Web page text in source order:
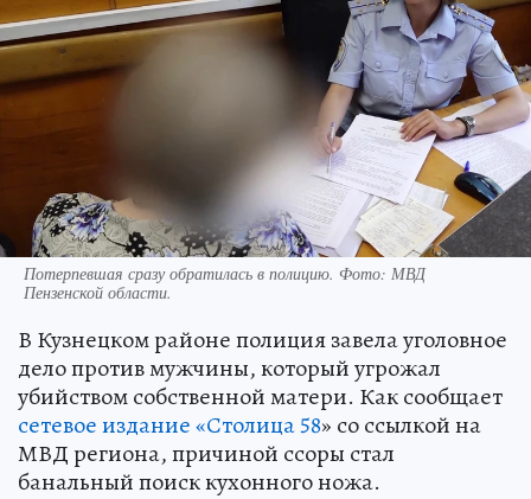
Потерпевшая сразу обратилась в полицию. Фото: МВД
Пензенской области.
В Кузнецком районе полиция завела уголовное
дело против мужчины, который угрожал
убийством собственной матери. Как сообщает
сетевое издание «Столица 58» со ссылкой на
МВД региона, причиной ссоры стал
банальный поиск кухонного ножа.